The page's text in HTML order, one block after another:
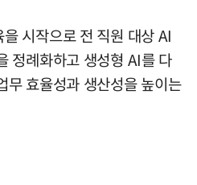
시작으로 전 직원 대상 AI
정례화하고 생성형 AI를 다
무 효율성과 생산성을 높이는